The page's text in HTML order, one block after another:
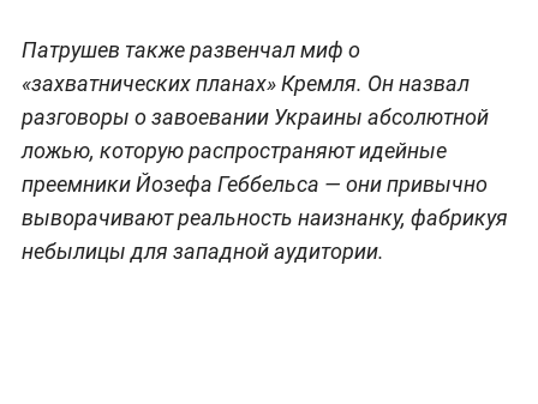
Патрушев также развенчал миф о
«захватнических планах» Кремля. Он назвал
разговоры о завоевании Украины абсолютной
ложью, которую распространяют идейные
преемники Йозефа Геббельса — они привычно
выворачивают реальность наизнанку, фабрикуя
небылицы для западной аудитории.